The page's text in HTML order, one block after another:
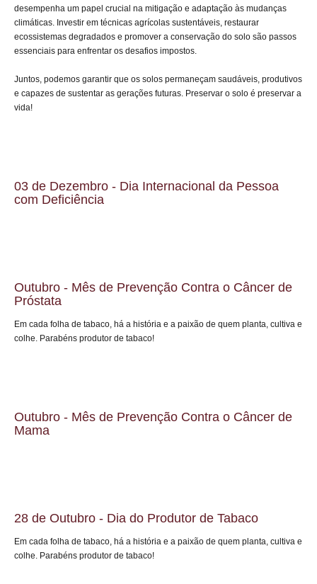
desempenha um papel crucial na mitigação e adaptação às mudanças
climáticas. Investir em técnicas agrícolas sustentáveis, restaurar
ecossistemas degradados e promover a conservação do solo são passos
essenciais para enfrentar os desafios impostos.
Juntos, podemos garantir que os solos permaneçam saudáveis, produtivos
e capazes de sustentar as gerações futuras. Preservar o solo é preservar a
vida!
03 de Dezembro - Dia Internacional da Pessoa
com Deficiência
Outubro - Mês de Prevenção Contra o Câncer de
Próstata
Em cada folha de tabaco, há a história e a paixão de quem planta, cultiva e
colhe. Parabéns produtor de tabaco!
Outubro - Mês de Prevenção Contra o Câncer de
Mama
28 de Outubro - Dia do Produtor de Tabaco
Em cada folha de tabaco, há a história e a paixão de quem planta, cultiva e
colhe. Parabéns produtor de tabaco!